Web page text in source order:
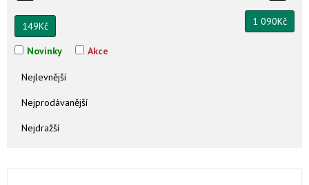
149Kč 1 090Kč
Novinky Akce
Nejlevnější
Nejprodávanější
Nejdražší